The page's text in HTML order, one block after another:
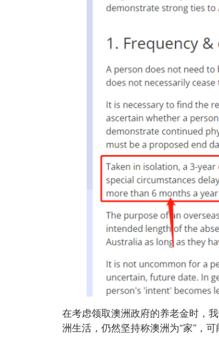
在考虑领取澳洲政府的养老金时，
洲生活，仍然坚持称澳洲为“家”，可